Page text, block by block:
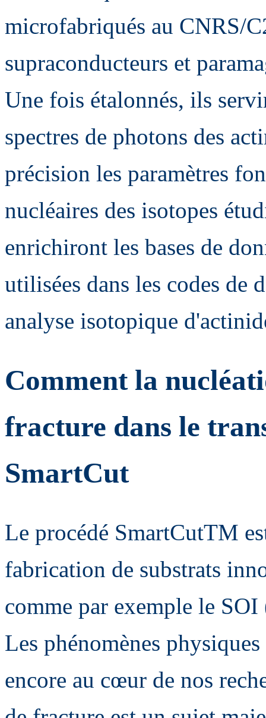
microfabriqués au CNRS/
supraconducteurs et
Une fois étalonnés, ils
spectres de photons des
précision les paramètres
nucléaires des isotopes
enrichiront les bases de
utilisées dans les codes de
analyse isotopique
Comment la
fracture dans le
SmartCut
Le procédé SmartCutTM
fabrication de substrats
comme par exemple le
Les phénomènes
encore au cœur de nos